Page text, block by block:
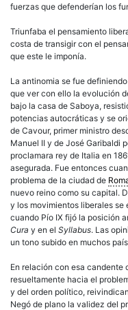
fuerzas que defenderían los
Triunfaba el pensamiento
costa de transigir con el
que este le imponía.
La antinomia se fue
que ver con ello la evolución
bajo la casa de Saboya,
potencias autocráticas y se
de Cavour, primer ministro
Manuel II y de José Garibaldi
proclamara rey de Italia en
asegurada. Fue entonces
problema de la ciudad de
nuevo reino como su capital.
y los movimientos liberales se
cuando Pío IX fijó la posición
Cura y en el Syllabus. Las
un tono subido en muchos
En relación con esa candente
resueltamente hacia el
y del orden político,
Negó de plano la validez del